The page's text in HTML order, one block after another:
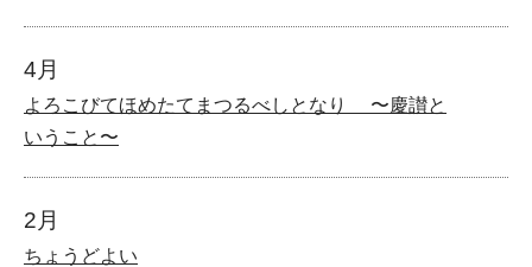
4月
よろこびてほめたてまつるべしとなり 〜慶讃と
いうこと〜
2月
ちょうどよい